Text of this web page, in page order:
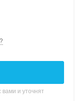
и уточнят